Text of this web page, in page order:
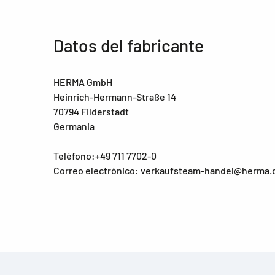
Datos del fabricante
HERMA GmbH
Heinrich-Hermann-Straße 14
70794 Filderstadt
Germania
Teléfono:+49 711 7702-0
Correo electrónico: verkaufsteam-